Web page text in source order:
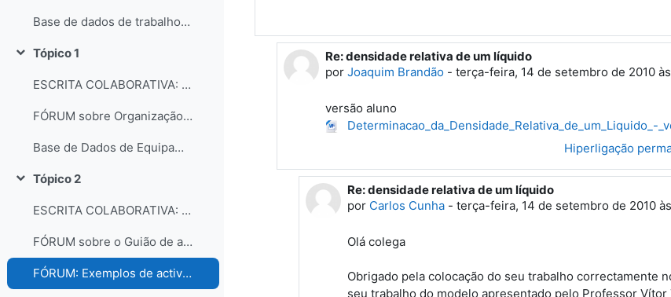
Base de dados de trabalhos dos participantes do curso
Contrair
Tópico 1
ESCRITA COLABORATIVA: Organização dos laboratórios
FÓRUM sobre Organização e gestão dos laboratórios escolares
Base de Dados de Equipamentos e Consumíveis dos Laboratórios
Contrair
Tópico 2
ESCRITA COLABORATIVA: Guião de Actividade Prática
FÓRUM sobre o Guião de actividades práticas
FÓRUM: Exemplos de actividades práticas e comentários...
Em resposta a 'Joaquim Brandão'
Re: densidade relativa de um líquido
porJoaquim Brandão -terça-feira, 14 de setembro de 2010
versão aluno
Determinacao_da_Densidade_Relativa_de_um_Liquido_-
Hiperligação
Em resposta a 'Joaquim Brandão'
Re: densidade relativa de um líquido
por Carlos Cunha -terça-feira, 14 de setembro de 2010
Olá colega
Obrigado pela colocação do seu trabalho correctamente
seu trabalho do modelo apresentado pelo Professor